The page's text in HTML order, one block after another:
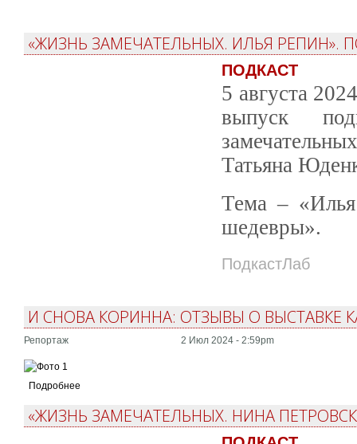
«ЖИЗНЬ ЗАМЕЧАТЕЛЬНЫХ. ИЛЬЯ РЕПИН».
ПОДКАСТ
5 августа
выпуск
Татьяна
Тема – «Илья
шедевры».
ПодкастЛаб
И СНОВА КОРИННА: ОТЗЫВЫ О ВЫСТАВКЕ
Репортаж 2 Июл 2024 - 2:59pm
Подробнее
«ЖИЗНЬ ЗАМЕЧАТЕЛЬНЫХ. НИНА